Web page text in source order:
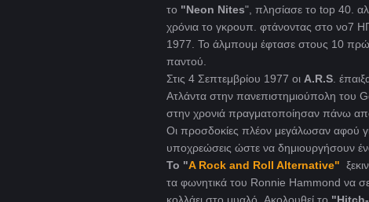
το "Neon Nites", πλησίασε το top 40.
χρόνια το γκρουπ. φτάνοντας στο νο7
1977. Το άλμπουμ έφτασε στους 10
παντού.
Στις 4 Σεπτεμβρίου 1977 οι A.R.S.
Ατλάντα στην πανεπιστημιούπολη του
στην χρονιά πραγματοποίησαν πάνω
Οι προσδοκίες πλέον μεγάλωσαν αφού
υποχρεώσεις ώστε να δημιουργήσουν
Το "A Rock and Roll Alternative"
τα φωνητικά του Ronnie Hammond να